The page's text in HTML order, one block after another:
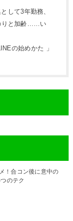
して3年勤務、
りと加齢……い
の始めかた 」
！合コン後に意中の
のテク